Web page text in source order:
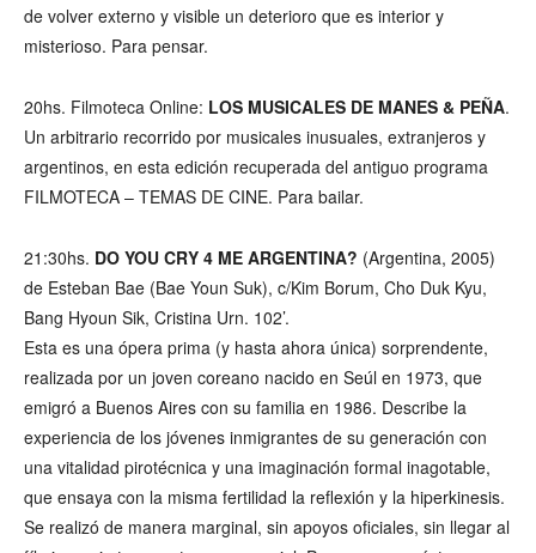
de volver externo y visible un deterioro que es interior y
misterioso. Para pensar.
20hs. Filmoteca Online: LOS MUSICALES DE MANES & PEÑA.
Un arbitrario recorrido por musicales inusuales, extranjeros y
argentinos, en esta edición recuperada del antiguo programa
FILMOTECA – TEMAS DE CINE. Para bailar.
21:30hs. DO YOU CRY 4 ME ARGENTINA? (Argentina, 2005)
de Esteban Bae (Bae Youn Suk), c/Kim Borum, Cho Duk Kyu,
Bang Hyoun Sik, Cristina Urn. 102’.
Esta es una ópera prima (y hasta ahora única) sorprendente,
realizada por un joven coreano nacido en Seúl en 1973, que
emigró a Buenos Aires con su familia en 1986. Describe la
experiencia de los jóvenes inmigrantes de su generación con
una vitalidad pirotécnica y una imaginación formal inagotable,
que ensaya con la misma fertilidad la reflexión y la hiperkinesis.
Se realizó de manera marginal, sin apoyos oficiales, sin llegar al